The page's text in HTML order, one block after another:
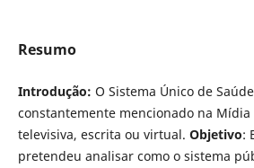
Resumo
Introdução: O Sistema Único de
constantemente mencionado na
televisiva, escrita ou virtual. Objetivo:
pretendeu analisar como o sistema